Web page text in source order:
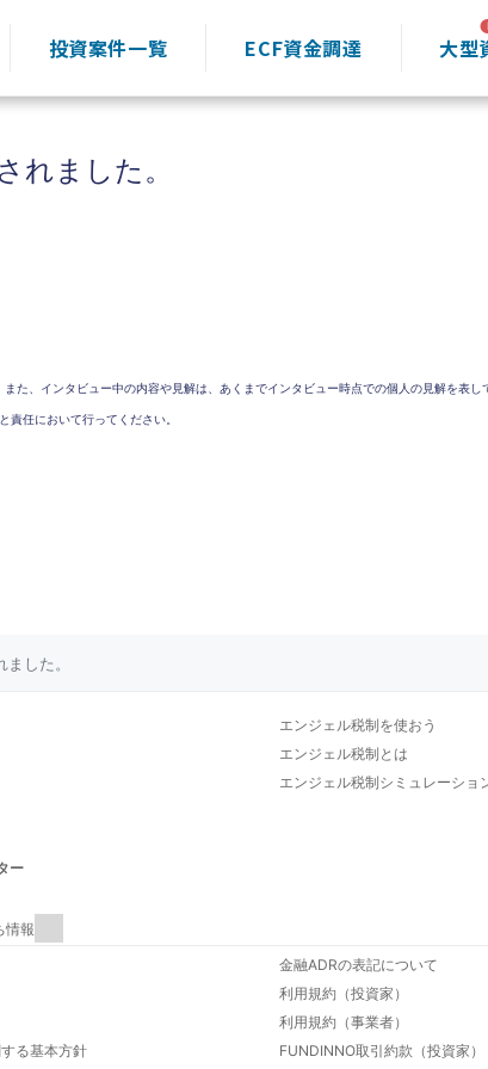
投資案件一覧 ECF資金調達 大型
れました。
た、インタビュー中の内容や見解は、あくまでインタビュー時点での個人の見解を表
責任において行ってください。
した。
ー
エンジェル税制を使おう
エンジェル税制とは
エンジェル税制シミュレーショ
情報
ド
る基本方針
金融ADRの表記について
利用規約（投資家）
利用規約（事業者）
FUNDINNO取引約款（投資家）